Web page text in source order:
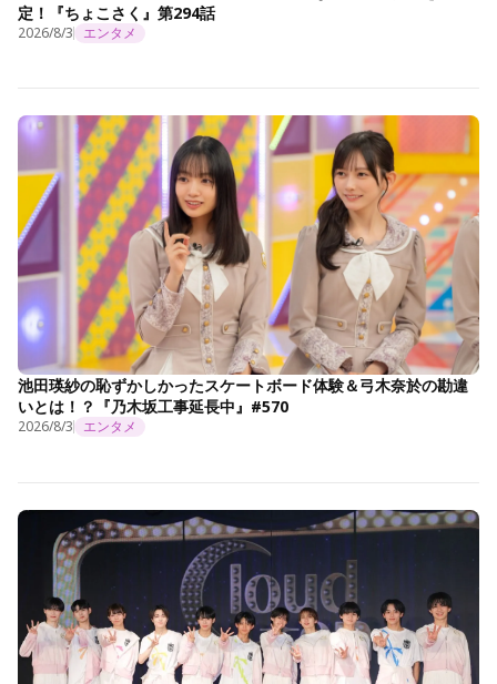
定！『ちょこさく』第294話
2026/8/3 エンタメ
池田瑛紗の恥ずかしかったスケートボード体験＆弓木奈於の勘違
いとは！？『乃木坂工事延長中』#570
2026/8/3 エンタメ